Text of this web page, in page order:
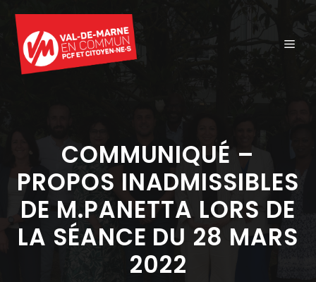
contenu
COMMUNIQUÉ –
PROPOS INADMISSIBLES
DE M.PANETTA LORS DE
LA SÉANCE DU 28 MARS
2022